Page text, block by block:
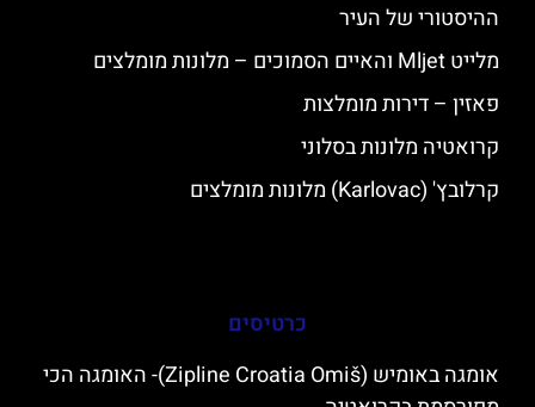
ההיסטורי של העיר
מלייט Mljet והאיים הסמוכים – מלונות מומלצים
פאזין – דירות מומלצות
קרואטיה מלונות בסלוני
קרלובץ' (Karlovac) מלונות מומלצים
כרטיסים
אומגה באומיש (Zipline Croatia Omiš)- האומגה הכי